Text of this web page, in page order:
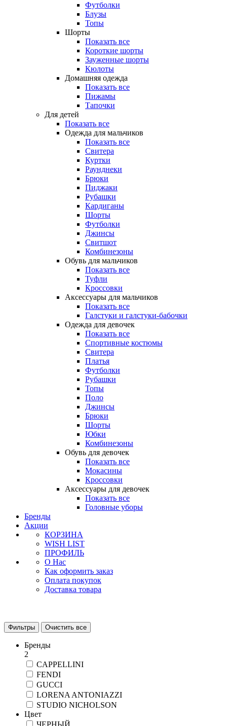
Футболки
Блузы
Топы
Шорты
Показать все
Короткие шорты
Зауженные шорты
Кюлоты
Домашняя одежда
Показать все
Пижамы
Тапочки
Для детей
Показать все
Одежда для мальчиков
Показать все
Свитера
Куртки
Раунднеки
Брюки
Пиджаки
Рубашки
Кардиганы
Шорты
Футболки
Джинсы
Свитшот
Комбинезоны
Обувь для мальчиков
Показать все
Туфли
Кроссовки
Аксессуары для мальчиков
Показать все
Галстуки и галстуки-бабочки
Одежда для девочек
Показать все
Спортивные костюмы
Свитера
Платья
Футболки
Рубашки
Топы
Поло
Джинсы
Брюки
Шорты
Юбки
Комбинезоны
Обувь для девочек
Показать все
Мокасины
Кроссовки
Аксессуары для девочек
Показать все
Головные уборы
Бренды
Акции
КОРЗИНА
WISH LIST
ПРОФИЛЬ
О Нас
Как оформить заказ
Оплата покупок
Доставка товара
Фильтры Очистить все
Бренды
2
CAPPELLINI
FENDI
GUCCI
LORENA ANTONIAZZI
STUDIO NICHOLSON
Цвет
ЧЕРНЫЙ